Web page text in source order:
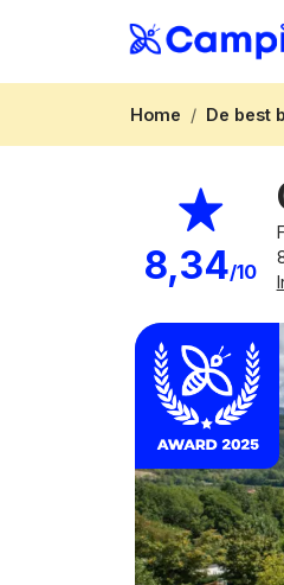
Home De best
8,34/10